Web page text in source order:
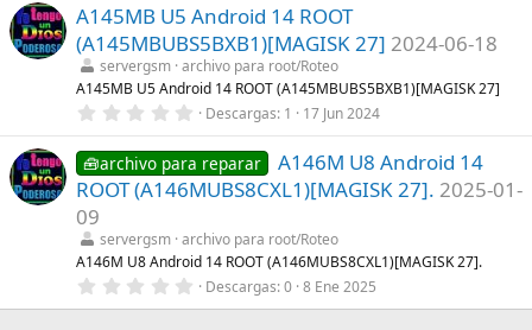
(
s
)
0
e
s
t
r
e
l
a
(
s
)
A145MB U5 Android 14 ROOT
(A145MBUBS5BXB1)[MAGISK 27] 2024-06-18
servergsm archivo para root/Roteo
A145MB U5 Android 14 ROOT (A145MBUBS5BXB1)[MAGISK 27]
0
0
0
e
s
e
l
a
(
Descargas 1 17 Jun 2024
🧰archivo para reparar
A146M U8 Android 14
ROOT (A146MUBS8CXL1)[MAGISK 27]. 2025-01-
09
servergsm archivo para root/Roteo
A146M U8 Android 14 ROOT (A146MUBS8CXL1)[MAGISK 27].
0
0
Descargas 0 8 Ene 2025